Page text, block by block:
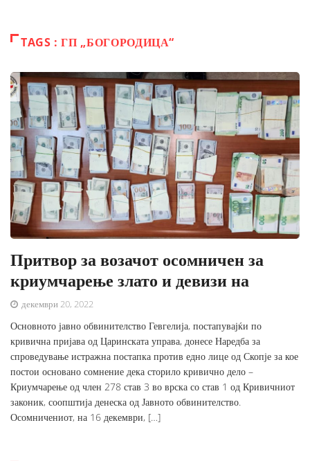
TAGS : ГП „БОГОРОДИЦА“
Притвор за возачот осомничен за
криумчарење злато и девизи на
декември 20, 2022
Основното јавно обвинителство Гевгелија, постапувајќи по
кривична пријава од Царинската управа, донесе Наредба за
спроведување истражна постапка против едно лице од Скопје за кое
постои основано сомнение дека сторило кривично дело –
Криумчарење од член 278 став 3 во врска со став 1 од Кривичниот
законик, соопштија денеска од Јавното обвинителство.
Осомничениот, на 16 декември, […]